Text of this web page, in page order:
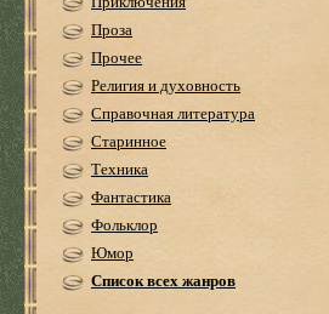
Проза
Прочее
Религия и духовность
Справочная литература
Старинное
Техника
Фантастика
Фольклор
Юмор
Список всех жанров